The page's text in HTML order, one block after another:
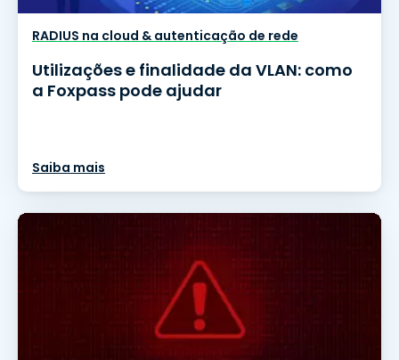
RADIUS na cloud & autenticação de rede
Utilizações e finalidade da VLAN: como
a Foxpass pode ajudar
Saiba mais